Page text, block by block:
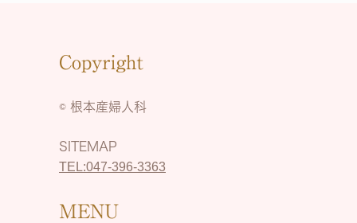
Copyright
© 根本産婦人科
SITEMAP
TEL:047-396-3363
MENU